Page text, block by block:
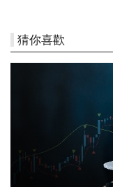
猜你喜歡